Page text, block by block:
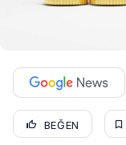
BEĞEN